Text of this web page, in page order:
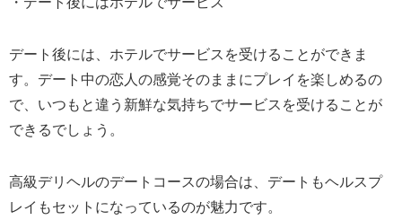
デート後には、ホテルでサービスを受けることができま
す。デート中の恋人の感覚そのままにプレイを楽しめるの
で、いつもと違う新鮮な気持ちでサービスを受けることが
できるでしょう。
高級デリヘルのデートコースの場合は、デートもヘルスプ
レイもセットになっているのが魅力です。